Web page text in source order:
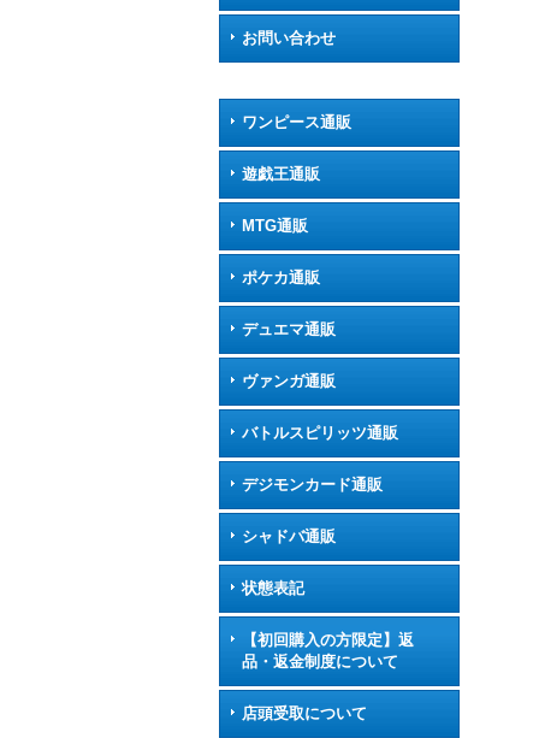
お問い合わせ
ワンピース通販
遊戯王通販
MTG通販
ポケカ通販
デュエマ通販
ヴァンガ通販
バトルスピリッツ通販
デジモンカード通販
シャドバ通販
状態表記
【初回購入の方限定】返
品・返金制度について
店頭受取について